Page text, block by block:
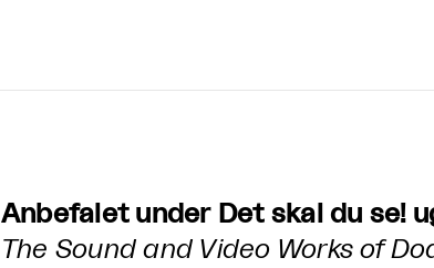
Anbefalet under Det skal du se!
The Sound and Video Works of